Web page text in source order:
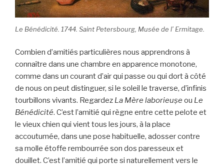
Le Bénédicité. 1744. Saint Petersbourg, Musée de l’ Ermitage.
Combien d’amitiés particulières nous apprendrons à
connaître dans une chambre en apparence monotone,
comme dans un courant d’air qui passe ou qui dort à côté
de nous on peut distinguer, si le soleil le traverse, d’infinis
tourbillons vivants. Regardez La Mère laborieuṣe ou Le
Bénédicité. C’est l’amitié qui règne entre cette pelote et
le vieux chien qui vient tous les jours, à la place
accoutumée, dans une pose habituelle, adosser contre
sa molle étoffe rembourrée son dos paresseux et
douillet. C’est l’amitié qui porte si naturellement vers le